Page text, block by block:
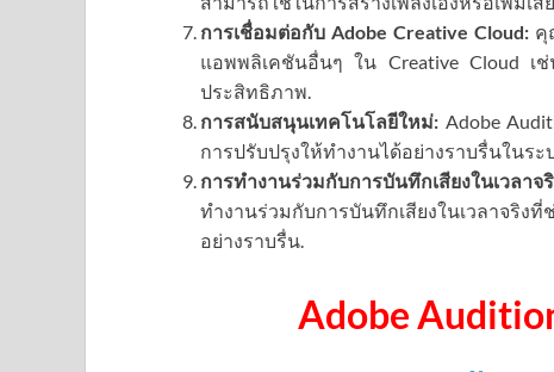
การเชื่อมต่อกับ Adobe Creative Cloud: คุ
แอพพลิเคชันอื่นๆ ใน Creative Cloud เช่
ประสิทธิภาพ.
การสนับสนุนเทคโนโลยีใหม่: Adobe
การปรับปรุงให้ทำงานได้อย่างราบรื่นในร
การทำงานร่วมกับการบันทึกเสียงในเวลาจ
ทำงานร่วมกับการบันทึกเสียงในเวลาจ
อย่างราบรื่น.
Adobe